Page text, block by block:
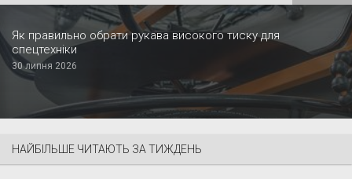
Як правильно обрати рукава високого тиску для
спецтехніки
30 липня 2026
НАЙБІЛЬШЕ ЧИТАЮТЬ ЗА ТИЖДЕНЬ